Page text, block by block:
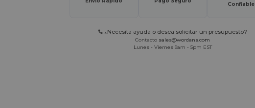
Confiable
¿Necesita ayuda o desea solicitar un presupuesto?
Contacto sales@wordans.com
Lunes - Viernes 9am - 5pm EST